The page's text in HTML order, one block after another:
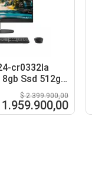
cr0332la
Ssd 512gb
$ 2.399.900,00